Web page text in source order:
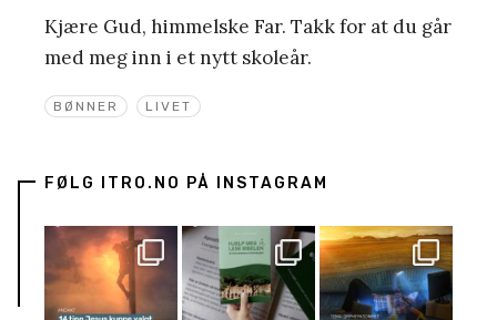
BØNNER LIVET
Kjære Gud, himmelske Far. Takk for at du går
med meg inn i et nytt skoleår.
FØLG ITRO.NO PÅ INSTAGRAM